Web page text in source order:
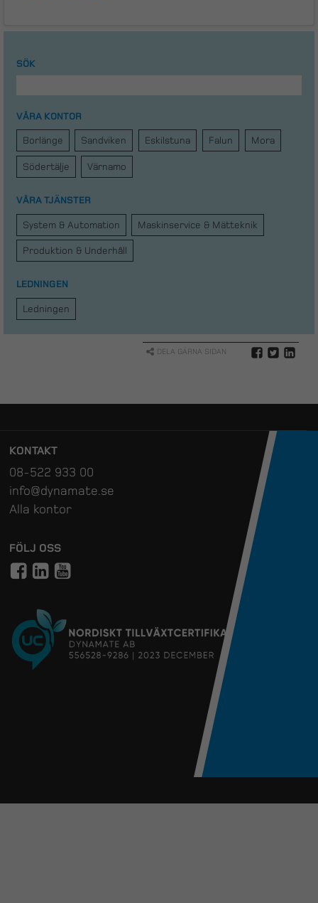
SÖK
VÅRA KONTOR
Borlänge Sandviken Eskilstuna Falun Mora
Södertälje Värnamo
VÅRA TJÄNSTER
System & Automation Maskinservice & Mätteknik
Produktion & Underhåll
LEDNINGEN
Ledningen
DELA GÄRNA SIDAN
KONTAKT
08-522 933 00
info@dynamate.se
Alla kontor
FÖLJ OSS